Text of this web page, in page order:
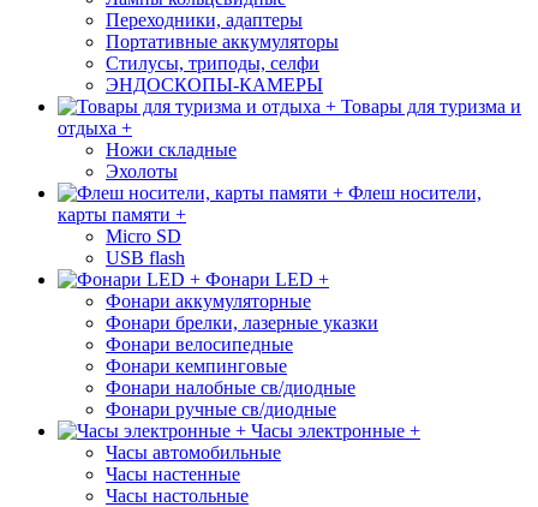
Переходники, адаптеры
Портативные аккумуляторы
Стилусы, триподы, селфи
ЭНДОСКОПЫ-КАМЕРЫ
Товары для туризма и
отдыха +
Ножи складные
Эхолоты
Флеш носители,
карты памяти +
Micro SD
USB flash
Фонари LED +
Фонари аккумуляторные
Фонари брелки, лазерные указки
Фонари велосипедные
Фонари кемпинговые
Фонари налобные св/диодные
Фонари ручные св/диодные
Часы электронные +
Часы автомобильные
Часы настенные
Часы настольные